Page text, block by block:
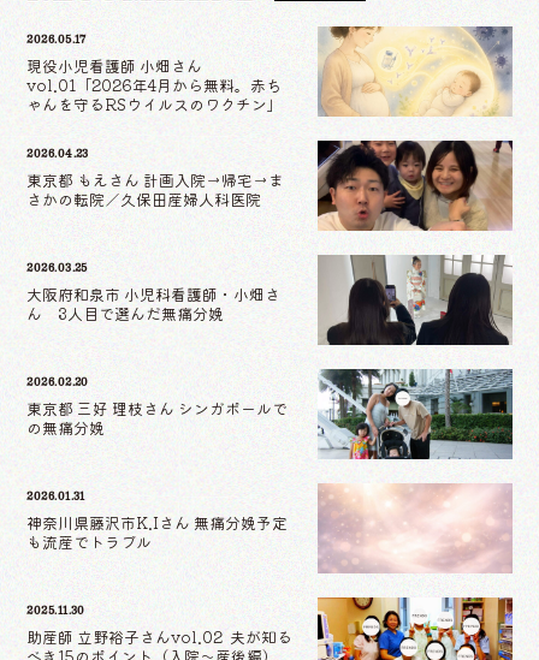
2026.05.17
現役小児看護師 小畑さん
vol.01「2026年4月から無料。赤ち
ゃんを守るRSウイルスのワクチン」
2026.04.23
東京都 もえさん 計画入院→帰宅→ま
さかの転院／久保田産婦人科医院
2026.03.25
大阪府和泉市 小児科看護師・小畑さ
ん 3人目で選んだ無痛分娩
2026.02.20
東京都 三好 理枝さん シンガポールで
の無痛分娩
2026.01.31
神奈川県藤沢市K.Iさん 無痛分娩予定
も流産でトラブル
2025.11.30
助産師 立野裕子さんvol.02 夫が知る